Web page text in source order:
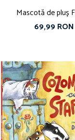
Mascotă de pluș
69,99 RON